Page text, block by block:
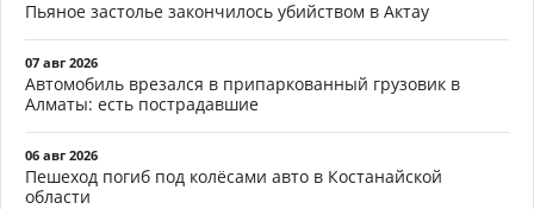
Пьяное застолье закончилось убийством в Актау
07 авг 2026
Автомобиль врезался в припаркованный грузовик в
Алматы: есть пострадавшие
06 авг 2026
Пешеход погиб под колёсами авто в Костанайской
области